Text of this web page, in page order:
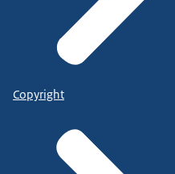
Copyright